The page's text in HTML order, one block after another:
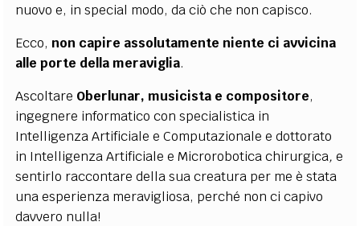
nuovo e, in special modo, da ciò che non capisco.
Ecco, non capire assolutamente niente ci avvicina
alle porte della meraviglia.
Ascoltare Oberlunar, musicista e compositore,
ingegnere informatico con specialistica in
Intelligenza Artificiale e Computazionale e dottorato
in Intelligenza Artificiale e Microrobotica chirurgica,e
sentirlo raccontare della sua creatura per me è stata
una esperienza meravigliosa, perché non ci capivo
davvero nulla!